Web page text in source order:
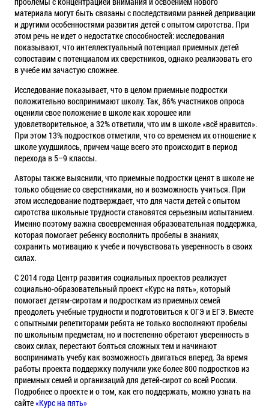
материала могут быть связаны с последствиями ранней депривации
и другими особенностями развития детей с опытом сиротства. При
этом речь не идет о недостатке способностей: исследования
показывают, что интеллектуальный потенциал приемных детей
сопоставим с потенциалом их сверстников, однако реализовать его
в учебе им зачастую сложнее.
Исследование показывает, что в целом приемные подростки
положительно воспринимают школу. Так, 86% участников опроса
оценили свое положение в школе как хорошее или
удовлетворительное, а 32% ответили, что им в школе «всё нравится».
При этом 13% подростков отметили, что со временем их отношение к
школе ухудшилось, причем чаще всего это происходит в период
перехода в 5–9 классы.
Авторы также выяснили, что приемные подростки ценят в школе не
только общение со сверстниками, но и возможность учиться. При
этом исследование подтверждает, что для части детей с опытом
сиротства школьные трудности становятся серьезным испытанием.
Именно поэтому важна своевременная образовательная поддержка,
которая помогает ребенку восполнить пробелы в знаниях,
сохранить мотивацию к учебе и почувствовать уверенность в своих
силах.
С 2014 года Центр развития социальных проектов реализует
социально-образовательный проект «Курс на пять», который
помогает детям-сиротам и подросткам из приемных семей
преодолеть учебные трудности и подготовиться к ОГЭ и ЕГЭ. Вместе
с опытными репетиторами ребята не только восполняют пробелы
по школьным предметам, но и постепенно обретают уверенность в
своих силах, перестают бояться сложных тем и начинают
воспринимать учебу как возможность двигаться вперед. За время
работы проекта поддержку получили уже более 800 подростков из
приемных семей и организаций для детей-сирот со всей России.
Подробнее о проекте и о том, как его поддержать, можно узнать на
сайте«Курс на пять»